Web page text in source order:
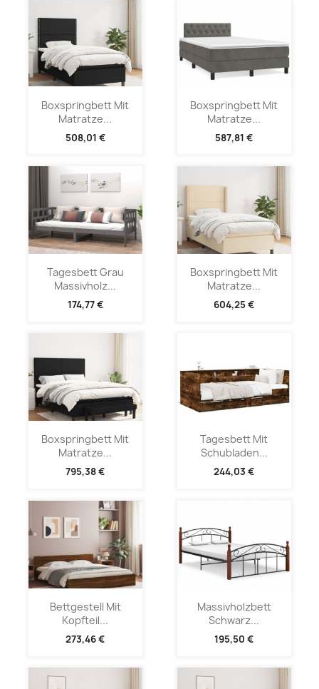
Boxspringbett Mit
Matratze...
508,01 €
Boxspringbett Mit
Matratze...
587,81 €
Tagesbett Grau
Massivholz...
174,77 €
Boxspringbett Mit
Matratze...
604,25 €
Boxspringbett Mit
Matratze...
795,38 €
Tagesbett Mit
Schubladen...
244,03 €
Bettgestell Mit
Kopfteil...
273,46 €
Massivholzbett
Schwarz...
195,50 €